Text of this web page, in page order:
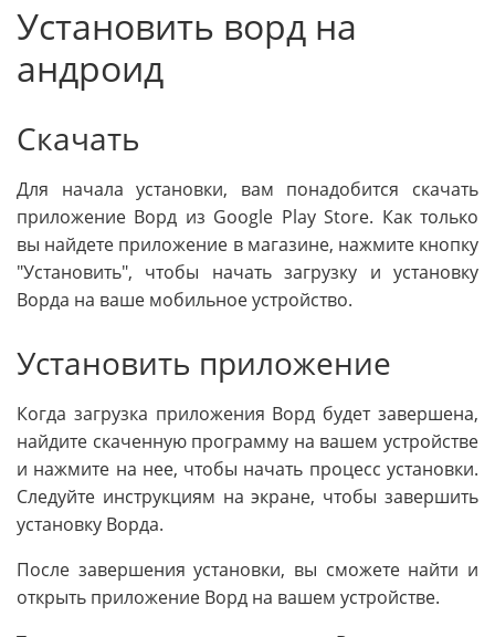
Установить ворд на
андроид
Скачать
Для начала установки, вам понадобится скачать
приложение Ворд из Google Play Store. Как только
вы найдете приложение в магазине, нажмите кнопку
"Установить", чтобы начать загрузку и установку
Ворда на ваше мобильное устройство.
Установить приложение
Когда загрузка приложения Ворд будет завершена,
найдите скаченную программу на вашем устройстве
и нажмите на нее, чтобы начать процесс установки.
Следуйте инструкциям на экране, чтобы завершить
установку Ворда.
После завершения установки, вы сможете найти и
открыть приложение Ворд на вашем устройстве.